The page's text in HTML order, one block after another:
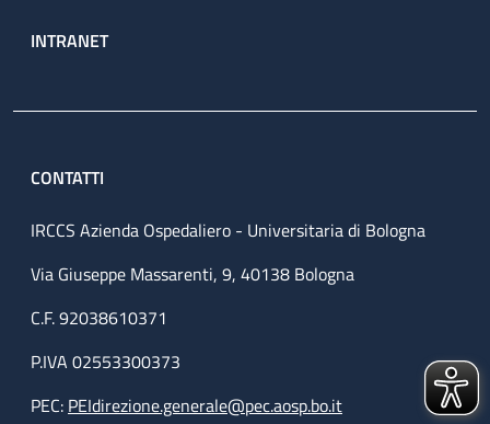
INTRANET
CONTATTI
IRCCS Azienda Ospedaliero - Universitaria di Bologna
Via Giuseppe Massarenti, 9, 40138 Bologna
C.F. 92038610371
P.IVA 02553300373
PEC: PEIdirezione.generale@pec.aosp.bo.it